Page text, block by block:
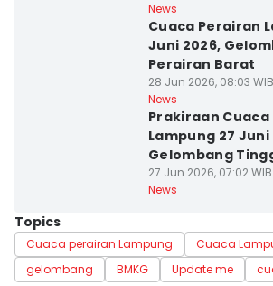
News
Cuaca Perairan
Juni 2026,
Perairan Barat
28 Jun 2026, 08:03 WIB
News
Prakiraan
Lampung 27 Juni
Gelombang
27 Jun 2026, 07:02 WIB
News
Topics
Cuaca perairan Lampung
Cuaca
gelombang
BMKG Update me